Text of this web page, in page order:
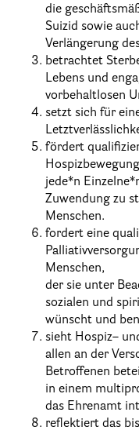
Patientenverfügung –
Flyer und
25 Jahre HPV
Berliner
Aktion:
die
Suizid sowie
Verlängerung
betrachtet
Lebens und
vorbehaltlosen
setzt sich für
fördert
jede*n
Zuwendung zu
Menschen.
fordert eine q
Menschen,
der sie unter
sozialen und
wünscht und
sieht Hospiz–
allen an der
Betroffenen
in einem
das Ehrenamt
reflektiert das